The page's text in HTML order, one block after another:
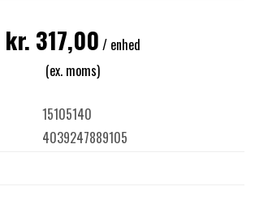
kr. 317,00 / enhed
(ex. moms)
15105140
4039247889105